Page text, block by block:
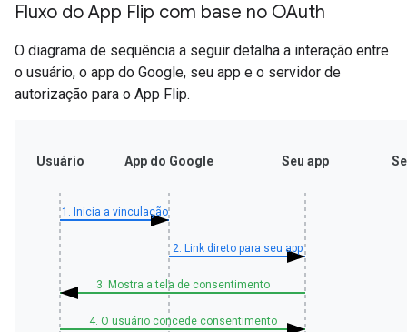
Fluxo do App Flip com base no OAuth
O diagrama de sequência a seguir detalha a interação entre
o usuário, o app do Google, seu app e o servidor de
autorização para o App Flip.
Usuário App do Google Seu app
1. Inicia a vinculação
2. Link direto para seu app
3. Mostra a tela de consentimento
4. O usuário concede consentimento